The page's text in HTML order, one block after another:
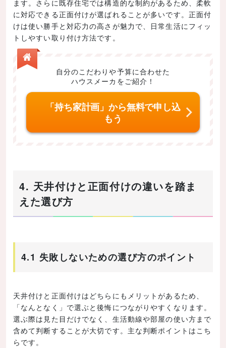
ます。さらに既存住宅では構造的な制約があるため、柔軟
に対応できる正面付けが選ばれることが多いです。正面付
けは使い勝手と対応力の高さが魅力で、日常生活にフィッ
トしやすい取り付け方法です。
自分のこだわりや予算に合わせた
ハウスメーカをご紹介！
「持ち家計画」から無料で申し込
もう
4. 天井付けと正面付けの違いを踏ま
えた選び方
4.1 失敗しないための選び方のポイント
天井付けと正面付けはどちらにもメリットがあるため、
「なんとなく」で選ぶと後悔につながりやすくなります。
選ぶ際は見た目だけでなく、生活動線や部屋の使い方まで
含めて判断することが大切です。主な判断ポイントはこち
らです。